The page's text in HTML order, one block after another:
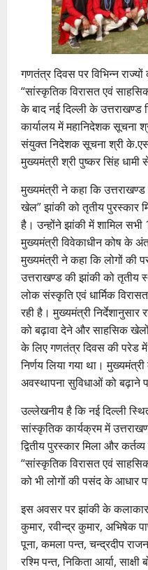
गणतंत्र दिवस पर विभिन्न
“सांस्कृतिक विरासत एवं
के बाद नई दिल्ली के उत्तराखण्ड
कार्यालय में महानिदेशक सूचना
संयुक्त निदेशक सूचना श्री
मुख्यमंत्री श्री पुष्कर सिंह धामी
मुख्यमंत्री ने कहा कि
खेल” झांकी को तृतीय पुरस्कार
है। उन्होंने झांकी में शामिल
मुख्यमंत्री विवेकाधीन कोष के
मुख्यमंत्री ने कहा कि लोगों
उत्तराखण्ड की झांकी को तृतीय
लोक संस्कृति एवं धार्मिक
रही है। मुख्यमंत्री निर्देशानुसार
को बढ़ावा देने और साहसिक खेलों
के लिए गणतंत्र दिवस की परेड
निर्णय लिया गया था।
अवस्थापना सुविधाओं को बढ़ाने
उल्लेखनीय है कि नई दिल्ली
सांस्कृतिक कार्यक्रम में
द्वितीय पुरस्कार मिला और
“सांस्कृतिक विरासत एवं
को भी लोगों की पसंद के आधार
इस अवसर पर झांकी के
कुमार, रवीन्द्र कुमार, अभिषेक
पूना, कमला पन्त, चन्द्रदीप
रश्मि पन्त, निकिता आर्या, साक्षी